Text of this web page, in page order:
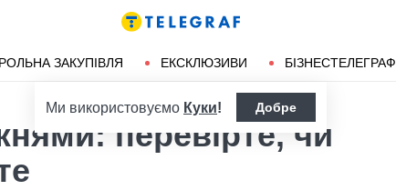
ЗАКУПІВЛЯ ЕКСКЛЮЗИВИ БІЗНЕСТЕЛЕГРАФ
Ми використовуємо Куки! Добре
перевірте, чи